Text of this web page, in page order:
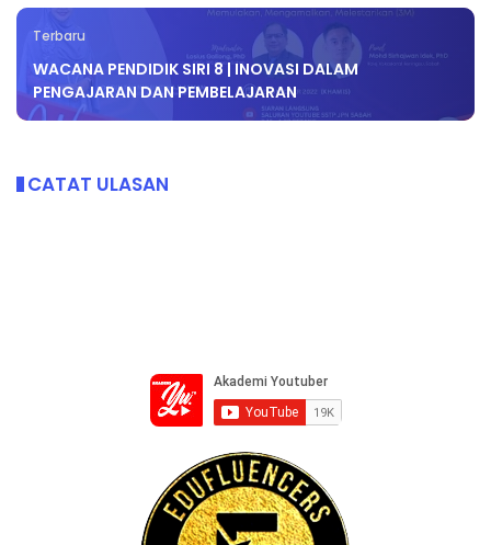
Terbaru
WACANA PENDIDIK SIRI 8 | INOVASI DALAM
PENGAJARAN DAN PEMBELAJARAN
CATAT ULASAN